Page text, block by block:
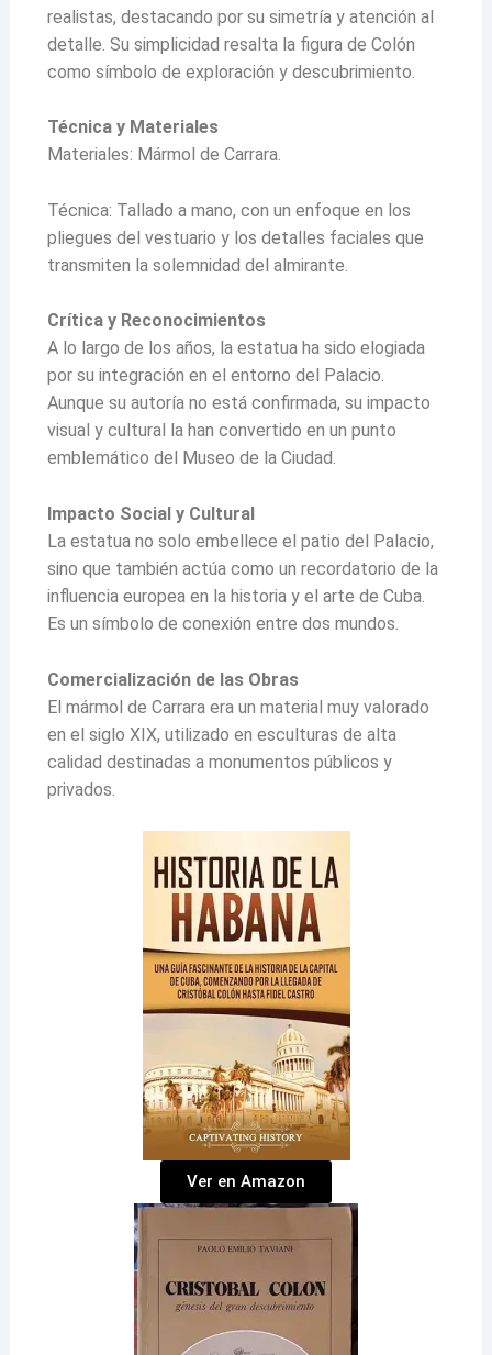
realistas, destacando por su simetría y atención al
detalle. Su simplicidad resalta la figura de Colón
como símbolo de exploración y descubrimiento.
Técnica y Materiales
Materiales: Mármol de Carrara.
Técnica: Tallado a mano, con un enfoque en los
pliegues del vestuario y los detalles faciales que
transmiten la solemnidad del almirante.
Crítica y Reconocimientos
A lo largo de los años, la estatua ha sido elogiada
por su integración en el entorno del Palacio.
Aunque su autoría no está confirmada, su impacto
visual y cultural la han convertido en un punto
emblemático del Museo de la Ciudad.
Impacto Social y Cultural
La estatua no solo embellece el patio del Palacio,
sino que también actúa como un recordatorio de la
influencia europea en la historia y el arte de Cuba.
Es un símbolo de conexión entre dos mundos.
Comercialización de las Obras
El mármol de Carrara era un material muy valorado
en el siglo XIX, utilizado en esculturas de alta
calidad destinadas a monumentos públicos y
privados.
Ver en Amazon